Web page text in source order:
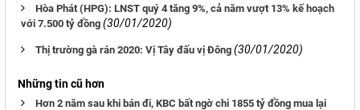
Hòa Phát (HPG): LNST quý 4 tăng 9%, cả năm vượt 13% kế hoạch
với 7.500 tỷ đồng (30/01/2020)
Thị trường gà rán 2020: Vị Tây đấu vị Đông (30/01/2020)
Những tin cũ hơn
Hơn 2 năm sau khi bán đi, KBC bất ngờ chi 1855 tỷ đồng mua lại